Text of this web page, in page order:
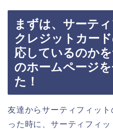
まずは、サーテ
クレジットカー
応しているのか
のホームページ
た！
友達からサーティフィッ
った時に、サーティフィ